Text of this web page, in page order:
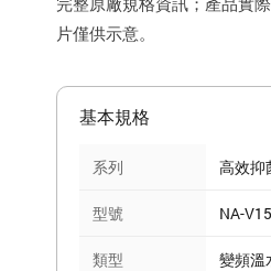
片僅供示意。
基本規格
系列 高效抑
型號 NA-
類型 變頻溫